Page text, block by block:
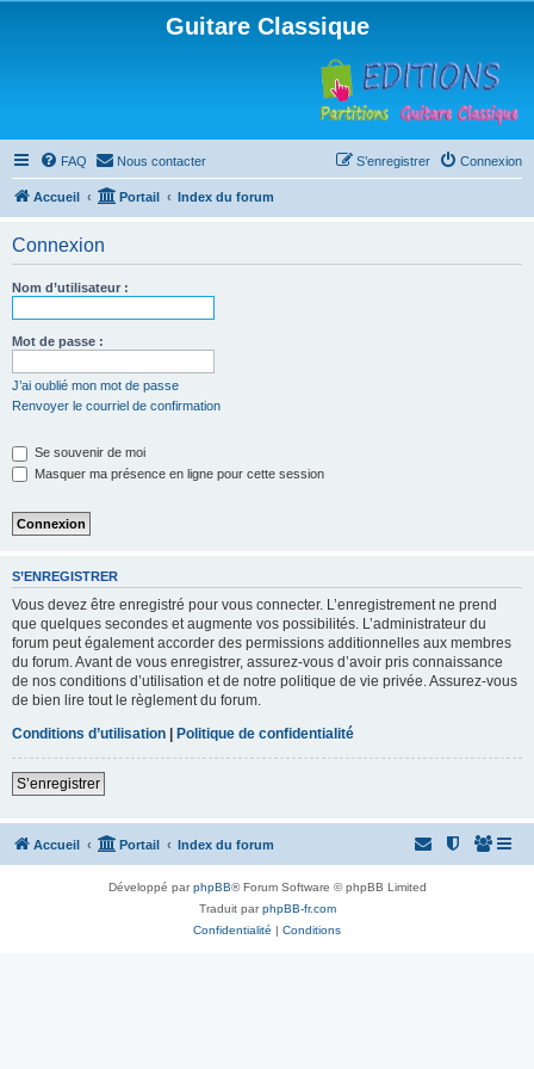
Guitare Classique
FAQ Nous contacter Connexion
S’enregistrer
Accueil Portail Index du forum
Connexion
Nom d’utilisateur :
Mot de passe :
J’ai oublié mon mot de passe
Renvoyer le courriel de confirmation
Se souvenir de moi
Masquer ma présence en ligne pour cette session
S’ENREGISTRER
Vous devez être enregistré pour vous connecter. L’enregistrement ne prend
que quelques secondes et augmente vos possibilités. L’administrateur du
forum peut également accorder des permissions additionnelles aux membres
du forum. Avant de vous enregistrer, assurez-vous d’avoir pris connaissance
de nos conditions d’utilisation et de notre politique de vie privée. Assurez-vous
de bien lire tout le règlement du forum.
Conditions d’utilisation | Politique de confidentialité
S’enregistrer
Accueil Portail Index du forum
Développé parphpBB® Forum Software © phpBB Limited
Traduit parphpBB-fr.com
Confidentialité | Conditions